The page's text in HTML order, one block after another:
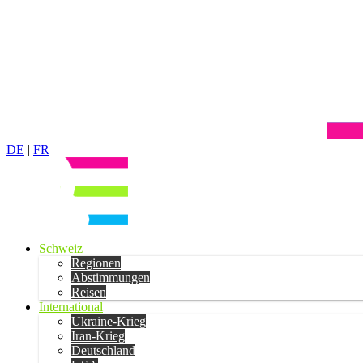
DE | FR
Schweiz
Regionen
Abstimmungen
Reisen
International
Ukraine-Krieg
Iran-Krieg
Deutschland